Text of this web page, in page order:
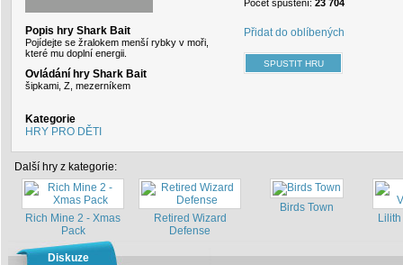
Popis hry Shark Bait
Pojídejte se žralokem menší rybky v moři,
které mu doplní energii.
Ovládání hry Shark Bait
šipkami, Z, mezerníkem
Kategorie
HRY PRO DĚTI
Počet spuštění: 23 704
Přidat do oblíbených
Další hry z kategorie:
Rich Mine 2 - Xmas
Pack
Retired Wizard
Defense
Birds Town
Diskuze